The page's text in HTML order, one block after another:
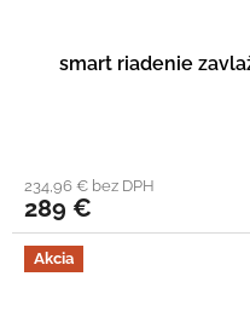
smart riadenie
234,96 € bez DPH
289 €
Akcia